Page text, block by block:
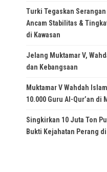
Turki Tegaskan Serangan
Ancam Stabilitas &
di Kawasan
Jelang Muktamar V,
dan Kebangsaan
Muktamar V Wahdah
10.000 Guru Al-Qur’an di
Singkirkan 10 Juta Ton
Bukti Kejahatan Perang di